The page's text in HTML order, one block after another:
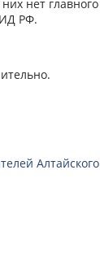
нет главного
РФ.
Алтайского